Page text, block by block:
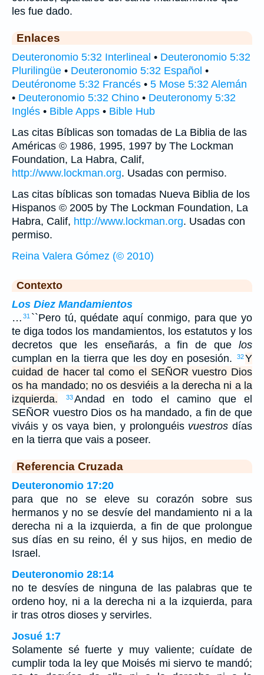
les fue dado.
Enlaces
Deuteronomio 5:32 Interlineal • Deuteronomio 5:32
Plurilingüe • Deuteronomio 5:32 Español •
Deutéronome 5:32 Francés • 5 Mose 5:32 Alemán
• Deuteronomio 5:32 Chino • Deuteronomy 5:32
Inglés • Bible Apps • Bible Hub
Las citas Bíblicas son tomadas de La Biblia de las
Américas © 1986, 1995, 1997 by The Lockman
Foundation, La Habra, Calif,
http://www.lockman.org. Usadas con permiso.
Las citas bíblicas son tomadas Nueva Biblia de los
Hispanos © 2005 by The Lockman Foundation, La
Habra, Calif, http://www.lockman.org. Usadas con
permiso.
Reina Valera Gómez (© 2010)
Contexto
Los Diez Mandamientos
… 31 ``Pero tú, quédate aquí conmigo, para que yo
te diga todos los mandamientos, los estatutos y los
decretos que les enseñarás, a fin de que los
cumplan en la tierra que les doy en posesión.
32Y
cuidad de hacer tal como el SEÑOR vuestro Dios
os ha mandado; no os desviéis a la derecha ni a la
izquierda.
33Andad en todo el camino que el
SEÑOR vuestro Dios os ha mandado, a fin de que
viváis y os vaya bien, y prolonguéis vuestros días
en la tierra que vais a poseer.
Referencia Cruzada
Deuteronomio 17:20
para que no se eleve su corazón sobre sus
hermanos y no se desvíe del mandamiento ni a la
derecha ni a la izquierda, a fin de que prolongue
sus días en su reino, él y sus hijos, en medio de
Israel.
Deuteronomio 28:14
no te desvíes de ninguna de las palabras que te
ordeno hoy, ni a la derecha ni a la izquierda, para
ir tras otros dioses y servirles.
Josué 1:7
Solamente sé fuerte y muy valiente; cuídate de
cumplir toda la ley que Moisés mi siervo te mandó;